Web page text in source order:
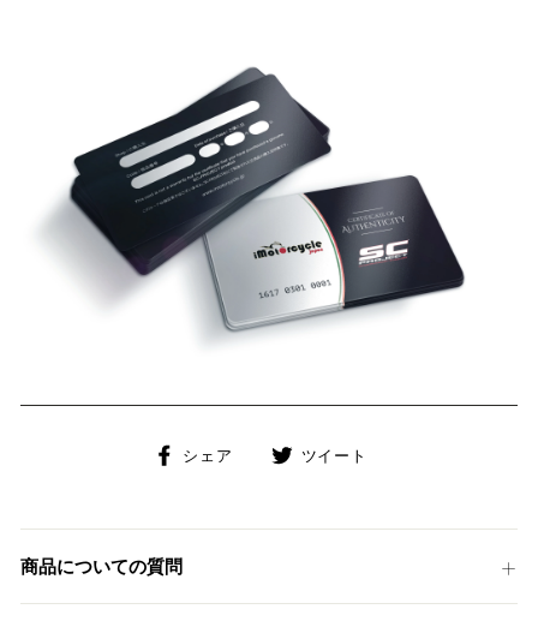
シェア
Facebook
ェ
る
ツイート
稿
商品についての質問